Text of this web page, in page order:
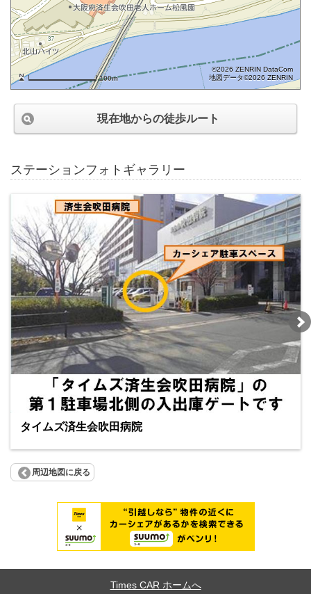
100m
©2026 ZENRIN DataCom
地図データ©2026 ZENRIN
現在地からの徒歩ルート
ステーションフォトギャラリー
タイムズ済生会吹田病院
周辺地図に戻る
Times CAR ホームへ